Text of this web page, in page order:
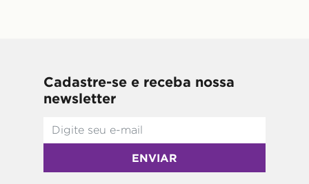
Cadastre-se e receba nossa
newsletter
ENVIAR